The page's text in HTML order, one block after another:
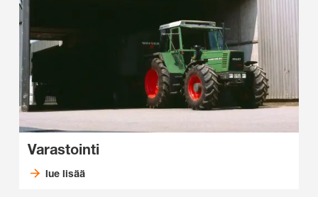
Varastointi
lue lisää